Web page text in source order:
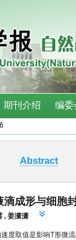
Abstract
滴成形与细胞
, 姜潇潇
速度取值是影响T形微